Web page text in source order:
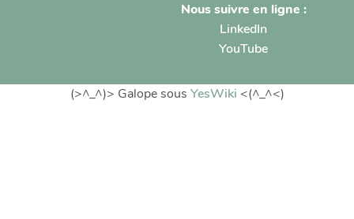
Nous suivre en ligne :
LinkedIn
YouTube
(>^_^)> Galope sous YesWiki <(^_^<)